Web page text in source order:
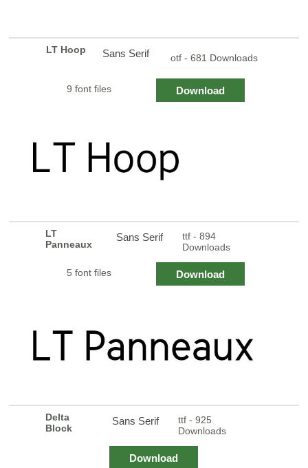
LT Hoop Sans Serif otf - 681 Downloads
9 font files Download
LT
Panneaux
Sans Serif
ttf - 894
Downloads
5 font files Download
Delta
Block
Sans Serif
ttf - 925
Downloads
Download